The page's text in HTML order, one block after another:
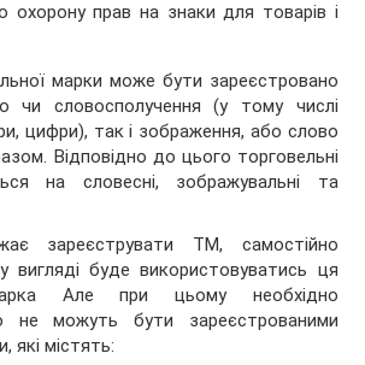
охорону прав на знаки для товарів і
марки може бути зареєстровано
чи словосполучення (у тому числі
цифри), так і зображення, або слово
Відповідно до цього торговельні
на словесні, зображувальні та
зареєструвати ТМ, самостійно
вигляді буде використовуватись ця
Але при цьому необхідно
не можуть бути зареєстрованими
які містять: